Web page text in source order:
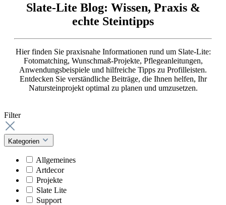
Slate-Lite Blog: Wissen, Praxis &
echte Steintipps
Hier finden Sie praxisnahe Informationen rund um Slate-Lite:
Fotomatching, Wunschmaß-Projekte, Pflegeanleitungen,
Anwendungsbeispiele und hilfreiche Tipps zu Profilleisten.
Entdecken Sie verständliche Beiträge, die Ihnen helfen, Ihr
Natursteinprojekt optimal zu planen und umzusetzen.
Filter
Kategorien
Allgemeines
Artdecor
Projekte
Slate Lite
Support